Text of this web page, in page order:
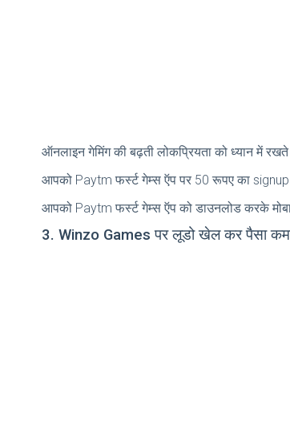
ऑनलाइन गेमिंग की बढ़ती लोकप्रियता को ध्यान में
आपको Paytm फर्स्ट गेम्स ऍप पर 50 रूपए का signup
आपको Paytm फर्स्ट गेम्स ऍप को डाउनलोड करके
3. Winzo Games पर लूडो खेल कर पैसा